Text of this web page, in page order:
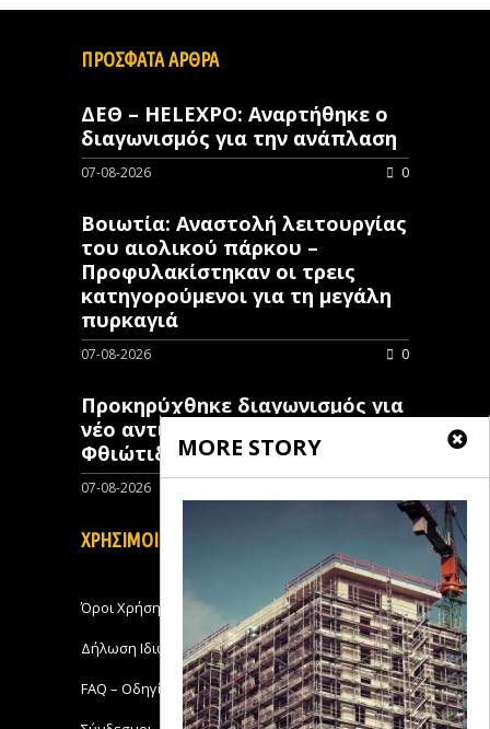
MORE STORY
ΠΡΟΣΦΑΤΑ ΑΡΘΡΑ
ΔΕΘ – HELEXPO: Αναρτήθηκε ο
διαγωνισμός για την ανάπλαση
07-08-2026 0
Βοιωτία: Αναστολή λειτουργίας
του αιολικού πάρκου –
Προφυλακίστηκαν οι τρεις
κατηγορούμενοι για τη μεγάλη
πυρκαγιά
07-08-2026 0
Προκηρύχθηκε διαγωνισμός για
νέo αντιπλημμυρικό έργο στη
Φθιώτιδα
07-08-2026
ΧΡΗΣΙΜΟΙ ΣΥΝΔΕΣΜΟΙ
Όροι Χρήσης
Δήλωση Ιδιωτικότητας
FAQ – Οδηγίες Χρήσης